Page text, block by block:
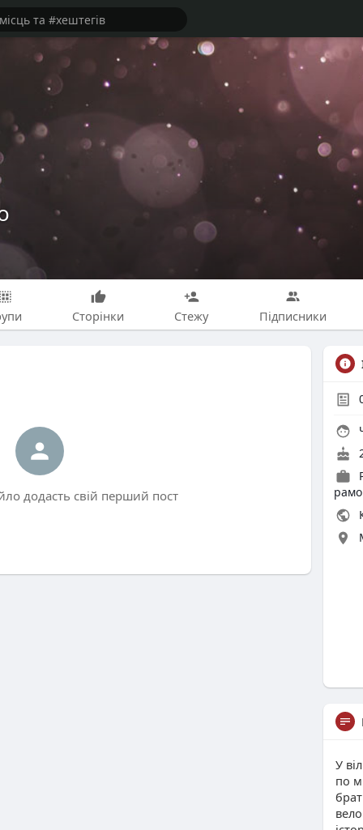
Сторінки Стежу Підписники
додасть свій перший пост
У
по